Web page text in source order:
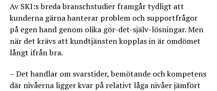
Av SKI:s breda branschstudier framgår tydligt att
kunderna gärna hanterar problem och supportfrågor
på egen hand genom olika gör-det-själv-lösningar. Men
när det krävs att kundtjänsten kopplas in är omdömet
långt ifrån bra.
– Det handlar om svarstider, bemötande och kompetens
där nivåerna ligger kvar på relativt låga nivåer jämfört